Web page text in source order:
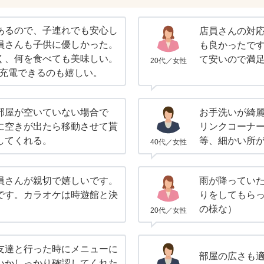
るので、子連れでも安心し
んも子供に優しかった。
何を食べても美味しい。
電できるのも嬉しい。
20代／女性
店員さんの対
も良かったで
て安いので満
屋が空いていない場合で
空きが出たら移動させて貰
くれる。
40代／女性
お手洗いが綺
リンクコーナ
等、細かい所
んが親切で嬉しいです。
す。カラオケは時遊館と決
20代／女性
雨が降ってい
りをしてもら
の様な）
達と行った時にメニューに
部屋の広さも